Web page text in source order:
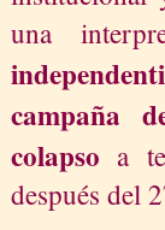
una
campaña
colapso a
después del